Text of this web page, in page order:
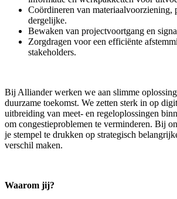
Coördineren van materiaalvoorziening,
dergelijke.
Bewaken van projectvoortgang en
Zorgdragen voor een efficiënte
stakeholders.
Bij Alliander werken we aan slimme
duurzame toekomst. We zetten sterk in op
uitbreiding van meet- en regeloplossingen
om congestieproblemen te verminderen. Bij
je stempel te drukken op strategisch
verschil maken.
Waarom jij?